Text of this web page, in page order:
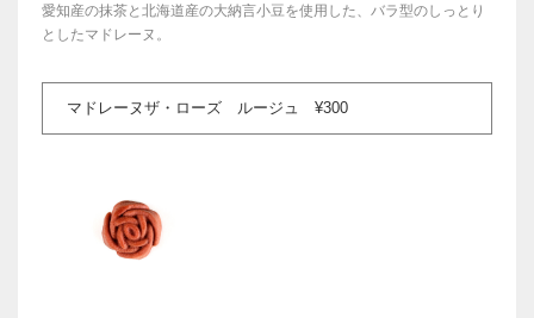
愛知産の抹茶と北海道産の大納言小豆を使用した、バラ型のしっとり
としたマドレーヌ。
マドレーヌザ・ローズ ルージュ ¥300